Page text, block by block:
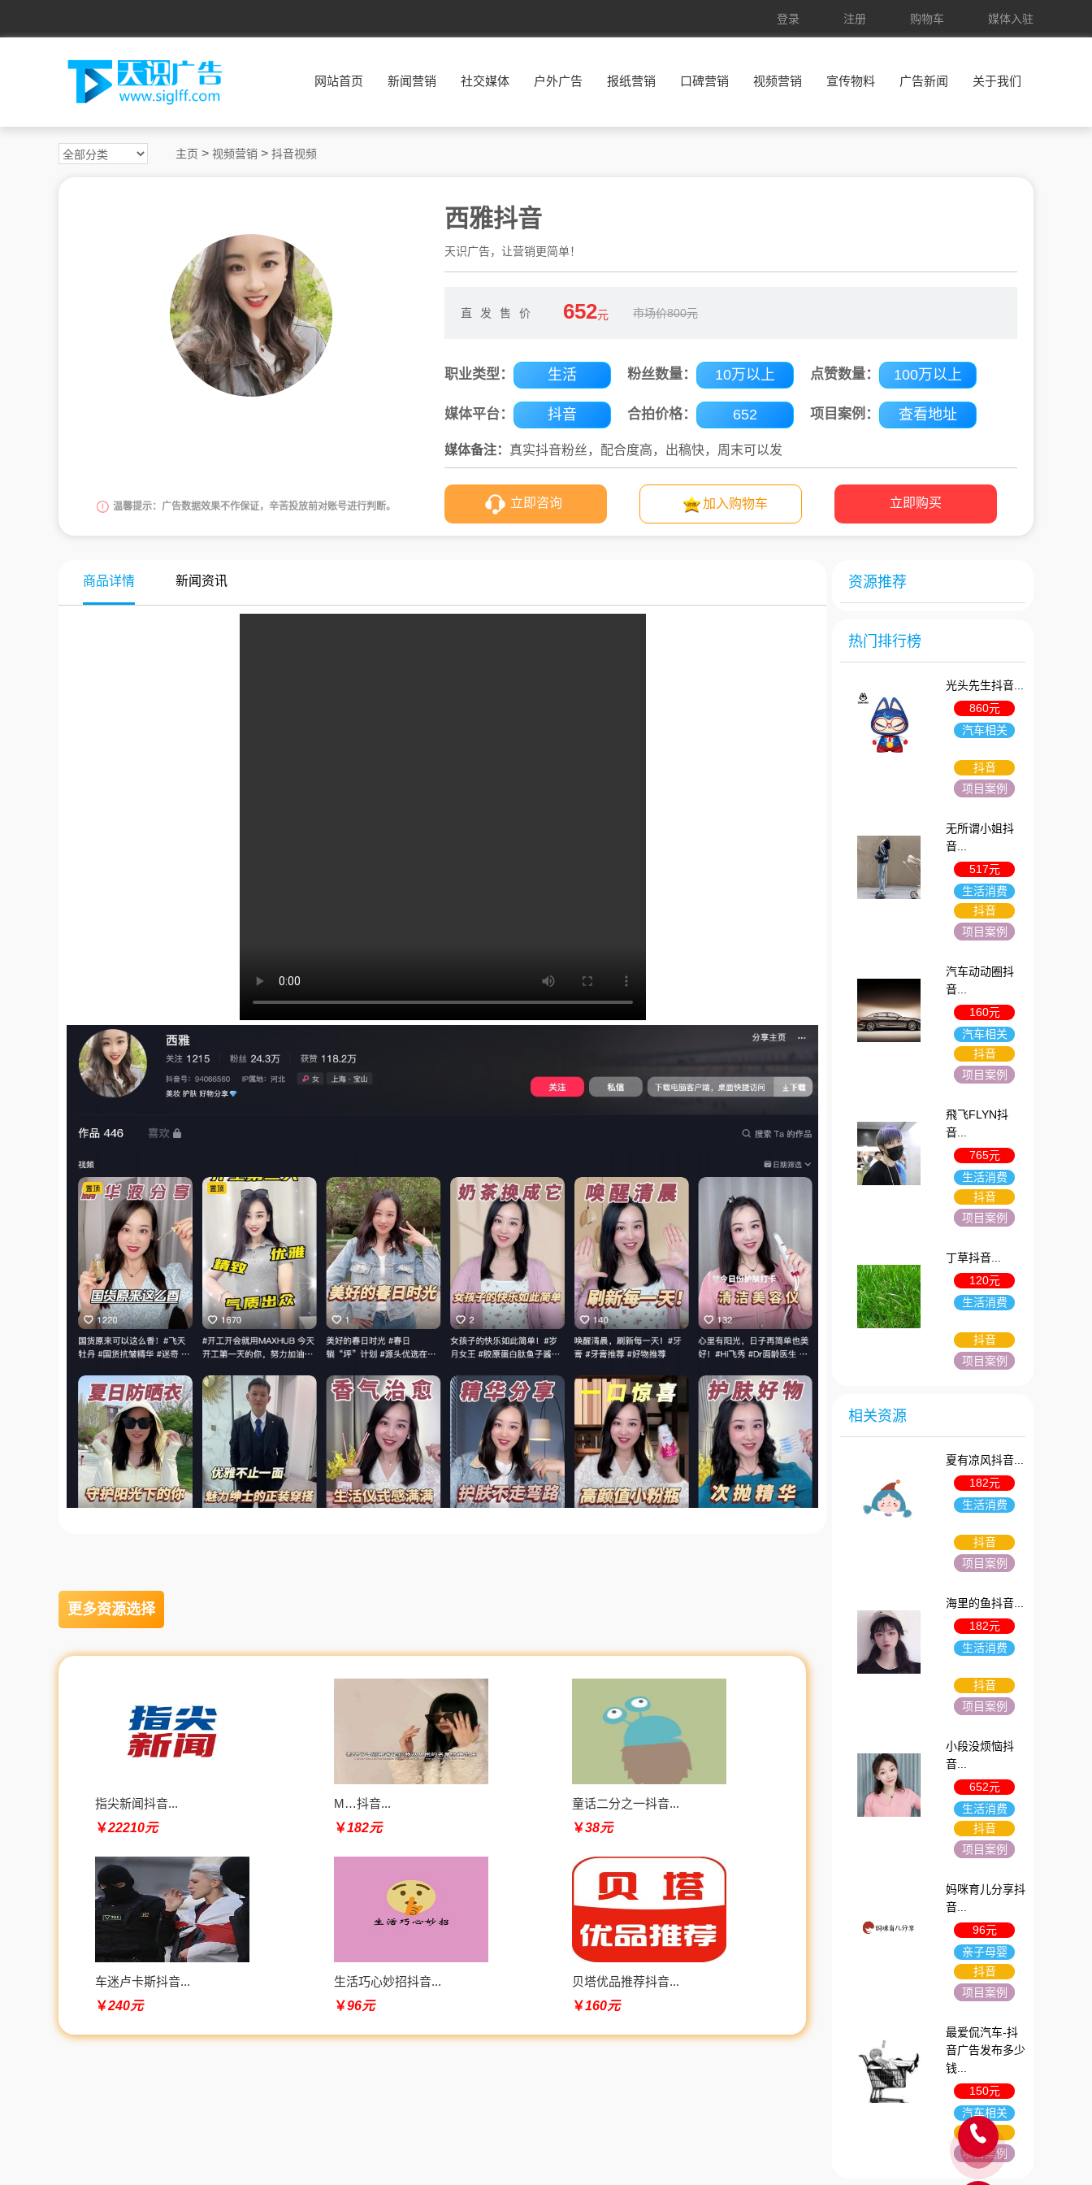
登录 注册 购物车 媒体入驻
网站首页 新闻营销 社交媒体 户外广告 报纸营销 口碑营销 视频营销 宣传物料 广告新闻 关于我们
主页 > 视频营销 > 抖音视频
温馨提示：广告数据效果不作保证，辛苦投放前对账号进行判断。
西雅抖音
天识广告，让营销更简单！
直发售价 652元 市场价800元
职业类型： 生活 粉丝数量： 10万以上 点赞数量： 100万以上
媒体平台： 抖音 合拍价格： 652 项目案例： 查看地址
媒体备注： 真实抖音粉丝，配合度高，出稿快，周末可以发
立即咨询 加入购物车 立即购买
商品详情 新闻资讯 资源推荐
热门排行榜
光头先生抖音...
860元
汽车相关
抖音
项目案例
无所谓小姐抖
音...
517元
生活消费
抖音
项目案例
汽车动动圈抖
音...
160元
汽车相关
抖音
项目案例
飛飞FLYN抖
音...
765元
生活消费
抖音
项目案例
丁草抖音...
120元
生活消费
抖音
项目案例
相关资源
夏有凉风抖音...
182元
生活消费
抖音
项目案例
海里的鱼抖音...
182元
生活消费
抖音
项目案例
小段没烦恼抖
音...
652元
生活消费
抖音
项目案例
妈咪育儿分享抖
音...
96元
亲子母婴
抖音
项目案例
最爱侃汽车-抖
音广告发布多少
钱...
150元
汽车相关
抖音
项目案例
更多资源选择
指尖新闻抖音...
￥22210元
M…抖音...
￥182元
童话二分之一抖音...
￥38元
车迷卢卡斯抖音...
￥240元
生活巧心妙招抖音...
￥96元
贝塔优品推荐抖音...
￥160元